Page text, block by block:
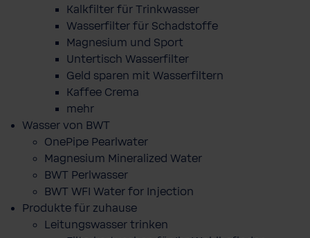
Kalkfilter für Trinkwasser
Wasserfilter für Schadstoffe
Magnesium und Sport
Untertisch Wasserfilter
Geld sparen mit Wasserfiltern
Kaffee Crema
mehr
Wasser von BWT
OnePipe Pearlwater
Magnesium Mineralized Water
BWT Perlwasser
BWT WFI Water for Injection
Produkte für zuhause
Leitungswasser trinken